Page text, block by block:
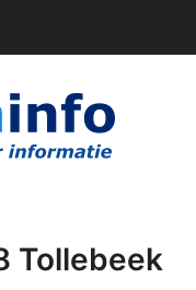
Tollebeek